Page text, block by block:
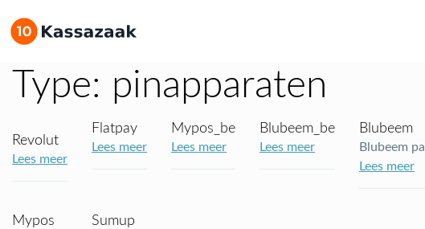
Type: pinapparaten
Revolut
Lees meer
Flatpay
Lees meer
Mypos_be
Lees meer
Blubeem_be
Lees meer
Blubeem
Blubeem
Lees meer
Mypos Sumup